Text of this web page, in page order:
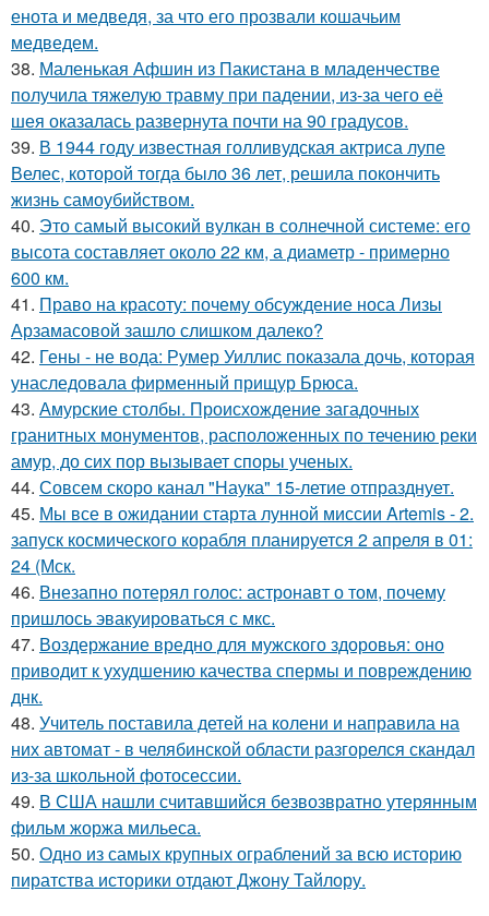
енота и медведя, за что его прозвали кошачьим
медведем.
38. Маленькая Афшин из Пакистана в младенчестве
получила тяжелую травму при падении, из-за чего её
шея оказалась развернута почти на 90 градусов.
39. В 1944 году известная голливудская актриса лупе
Велес, которой тогда было 36 лет, решила покончить
жизнь самоубийством.
40. Это самый высокий вулкан в солнечной системе: его
высота составляет около 22 км, а диаметр - примерно
600 км.
41. Право на красоту: почему обсуждение носа Лизы
Арзамасовой зашло слишком далеко?
42. Гены - не вода: Румер Уиллис показала дочь, которая
унаследовала фирменный прищур Брюса.
43. Амурские столбы. Происхождение загадочных
гранитных монументов, расположенных по течению реки
амур, до сих пор вызывает споры ученых.
44. Совсем скоро канал "Наука" 15-летие отпразднует.
45. Мы все в ожидании старта лунной миссии Artemis - 2.
запуск космического корабля планируется 2 апреля в 01:
24 (Мск.
46. Внезапно потерял голос: астронавт о том, почему
пришлось эвакуироваться с мкс.
47. Воздержание вредно для мужского здоровья: оно
приводит к ухудшению качества спермы и повреждению
днк.
48. Учитель поставила детей на колени и направила на
них автомат - в челябинской области разгорелся скандал
из-за школьной фотосессии.
49. В США нашли считавшийся безвозвратно утерянным
фильм жоржа мильеса.
50. Одно из самых крупных ограблений за всю историю
пиратства историки отдают Джону Тайлору.